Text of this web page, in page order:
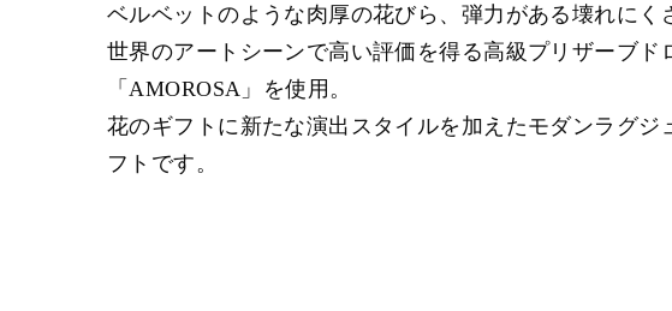
ベルベットのような肉厚の花びら、弾力がある壊れにく
世界のアートシーンで高い評価を得る高級プリザーブド
「AMOROSA」を使用。
花のギフトに新たな演出スタイルを加えたモダンラグジ
フトです。